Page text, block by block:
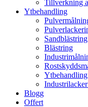
Tillverkning
Ytbehandling
Sandblästring
Blästring
Ytbehandling
Blogg
Offert